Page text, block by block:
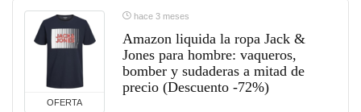
OFERTA
hace 3 meses
Amazon liquida la ropa Jack &
Jones para hombre: vaqueros,
bomber y sudaderas a mitad de
precio (Descuento -72%)